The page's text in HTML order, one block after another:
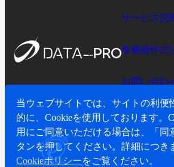
サービス説
各種操作方
お問い合わ
会社概要プライバシ
当ウェブサイトでは、サイトの利便
的に、Cookieを使用しております。
用にご同意いただける場合は、「同
タンを押してください。詳細につき
Cookieポリシーをご覧ください。